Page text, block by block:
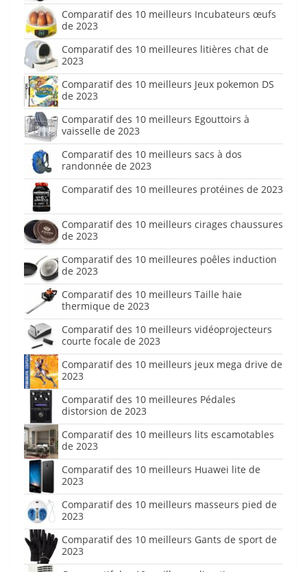
Comparatif des 10 meilleurs Incubateurs œufs
de 2023
Comparatif des 10 meilleures litières chat de
2023
Comparatif des 10 meilleurs Jeux pokemon DS
de 2023
Comparatif des 10 meilleurs Egouttoirs à
vaisselle de 2023
Comparatif des 10 meilleurs sacs à dos
randonnée de 2023
Comparatif des 10 meilleures protéines de 2023
Comparatif des 10 meilleurs cirages chaussures
de 2023
Comparatif des 10 meilleures poêles induction
de 2023
Comparatif des 10 meilleurs Taille haie
thermique de 2023
Comparatif des 10 meilleurs vidéoprojecteurs
courte focale de 2023
Comparatif des 10 meilleurs jeux mega drive de
2023
Comparatif des 10 meilleures Pédales
distorsion de 2023
Comparatif des 10 meilleurs lits escamotables
de 2023
Comparatif des 10 meilleurs Huawei lite de
2023
Comparatif des 10 meilleurs masseurs pied de
2023
Comparatif des 10 meilleurs Gants de sport de
2023